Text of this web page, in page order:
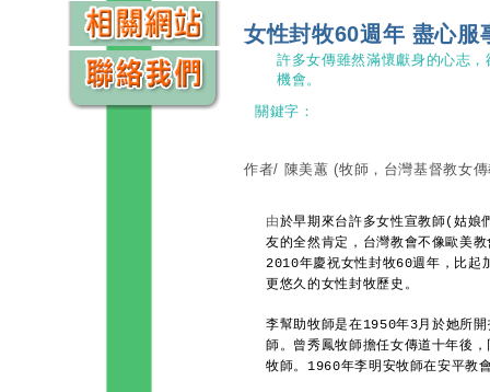
女性封牧60週年 盡心服
許多女傳雖然滿懷獻身的心志
機會。
關鍵字：
作者/ 陳美蕙(牧師，台灣基督教女
由於早期來台許多女性宣教師(姑娘
友的全然肯定，台灣教會不像歐美
2010年慶祝女性封牧60週年，比起
更悠久的女性封牧歷史。
李幫助牧師是在1950年3月於她所
師。曾秀鳳牧師擔任女傳道十年後
牧師。1960年李明安牧師在安平教